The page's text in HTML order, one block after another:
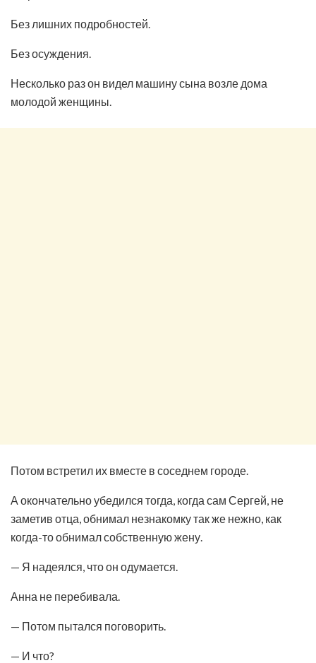
Без лишних подробностей.
Без осуждения.
Несколько раз он видел машину сына возле дома
молодой женщины.
Потом встретил их вместе в соседнем городе.
А окончательно убедился тогда, когда сам Сергей, не
заметив отца, обнимал незнакомку так же нежно, как
когда-то обнимал собственную жену.
— Я надеялся, что он одумается.
Анна не перебивала.
— Потом пытался поговорить.
— И что?